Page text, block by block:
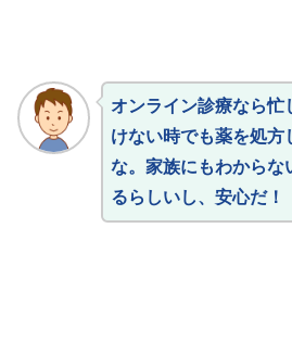
オンライン診療なら忙
けない時でも薬を処方
な。家族にもわからな
るらしいし、安心だ！